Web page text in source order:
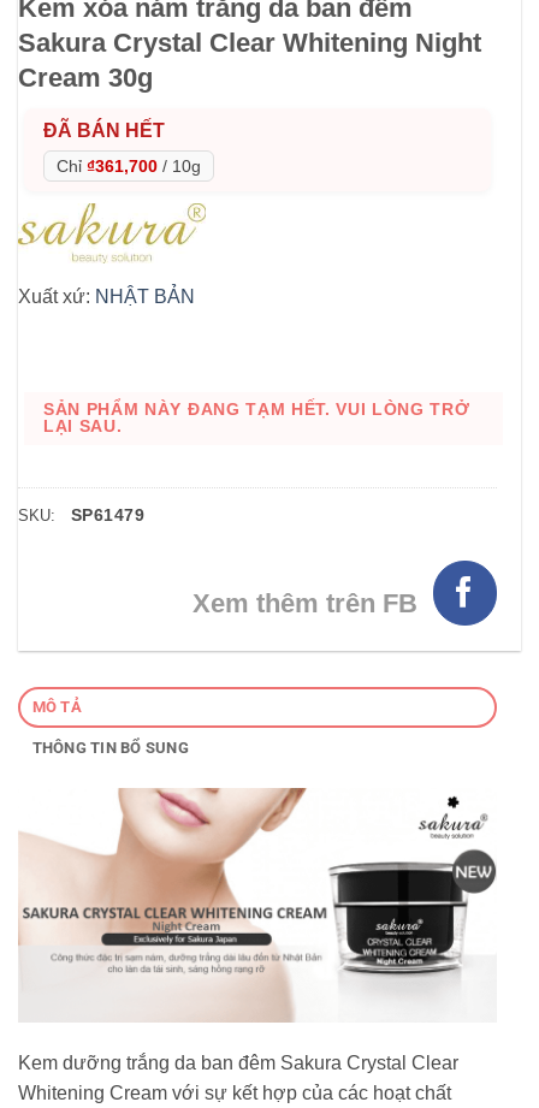
Kem xóa nám trắng da ban đêm
Sakura Crystal Clear Whitening Night
Cream 30g
ĐÃ BÁN HẾT
Chỉ ₫361,700 / 10g
Xuất xứ: NHẬT BẢN
SẢN PHẨM NÀY ĐANG TẠM HẾT. VUI LÒNG TRỞ
LẠI SAU.
SKU: SP61479
Xem thêm trên FB
MÔ TẢ
THÔNG TIN BỔ SUNG
Kem dưỡng trắng da ban đêm Sakura Crystal Clear
Whitening Cream với sự kết hợp của các hoạt chất